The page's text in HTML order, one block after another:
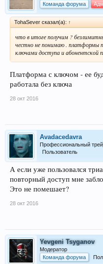
Команда форума
TohaSever сказал(а): ↑
что в итоге получим ?
честно не понимаю . платформы
ключами доступа и абонентской
Платформа с ключом - ее
работала без ключа
28 окт 2016
Avadacedavra
Профессиональный
Пользователь
А если уже пользовался
повторный доступ мне
Это не помешает?
28 окт 2016
Yevgeni Tsyganov
Модератор
Команда форума